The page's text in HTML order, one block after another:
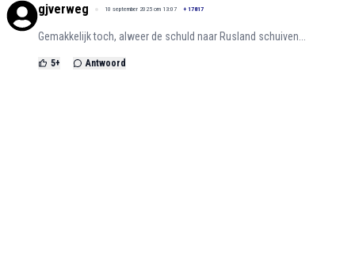
gjverweg 10 september 2025 om 13:07 + 17817
Gemakkelijk toch, alweer de schuld naar Rusland schuiven...
5+ Antwoord